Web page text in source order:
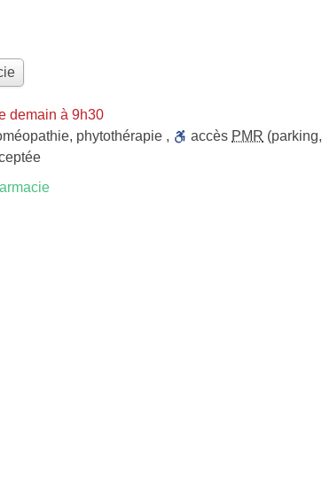
demain à 9h30
, phytothérapie , accès PMR (parking,